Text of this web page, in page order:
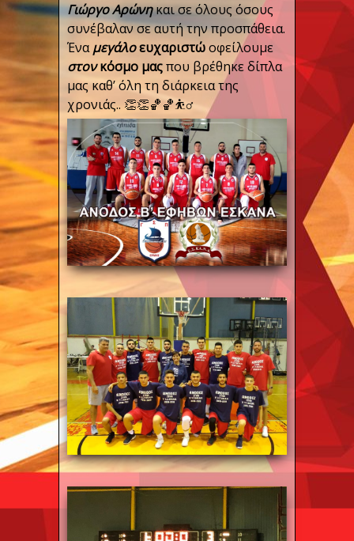
Γιώργο Αρώνηκαι σε όλους όσους
συνέβαλαν σε αυτή την προσπάθεια.
Έναμεγάλοευχαριστώοφείλουμε
στον κόσμο μαςπου βρέθηκε δίπλα
μας καθ’ όλη τη διάρκεια της
χρονιάς.. 👏👏🏀🏀⛹️‍♂️